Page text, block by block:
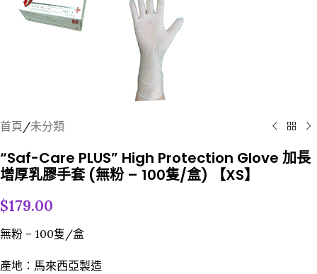
首頁/未分類
“Saf-Care PLUS” High Protection Glove 加長
增厚乳膠手套 (無粉 – 100隻/盒) 【XS】
$179.00
無粉 – 100隻/盒
產地：馬來西亞製造